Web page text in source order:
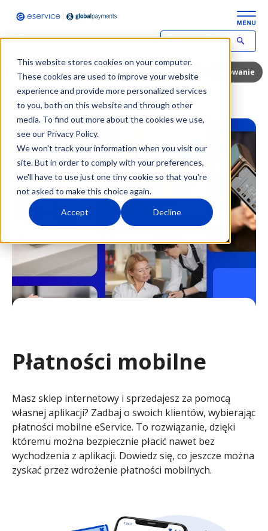
This website stores cookies on your computer.
These cookies are used to improve your website
experience and provide more personalized services
to you, both on this website and through other
media. To find out more about the cookies we use,
see our Privacy Policy.
We won't track your information when you visit our
site. But in order to comply with your preferences,
we'll have to use just one tiny cookie so that you're
not asked to make this choice again.
Accept Decline
Darmowy terminal płatniczy Zamów kontakt Logowanie
Płatności mobilne
Masz sklep internetowy i sprzedajesz za pomocą
własnej aplikacji? Zadbaj o swoich klientów, wybierając
płatności mobilne eService. To rozwiązanie, dzięki
któremu można bezpiecznie płacić nawet bez
wychodzenia z aplikacji. Dowiedz się, co jeszcze można
zyskać przez wdrożenie płatności mobilnych.